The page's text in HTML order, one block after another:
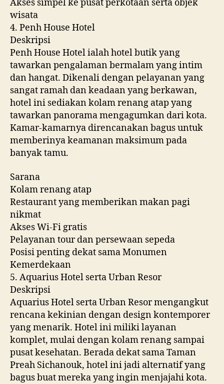
Akses simpel ke pusat perkotaan serta objek
wisata
4. Penh House Hotel
Deskripsi
Penh House Hotel ialah hotel butik yang
tawarkan pengalaman bermalam yang intim
dan hangat. Dikenali dengan pelayanan yang
sangat ramah dan keadaan yang berkawan,
hotel ini sediakan kolam renang atap yang
tawarkan panorama mengagumkan dari kota.
Kamar-kamarnya direncanakan bagus untuk
memberinya keamanan maksimum pada
banyak tamu.
Sarana
Kolam renang atap
Restaurant yang memberikan makan pagi
nikmat
Akses Wi-Fi gratis
Pelayanan tour dan persewaan sepeda
Posisi penting dekat sama Monumen
Kemerdekaan
5. Aquarius Hotel serta Urban Resor
Deskripsi
Aquarius Hotel serta Urban Resor mengangkut
rencana kekinian dengan design kontemporer
yang menarik. Hotel ini miliki layanan
komplet, mulai dengan kolam renang sampai
pusat kesehatan. Berada dekat sama Taman
Preah Sichanouk, hotel ini jadi alternatif yang
bagus buat mereka yang ingin menjajahi kota.